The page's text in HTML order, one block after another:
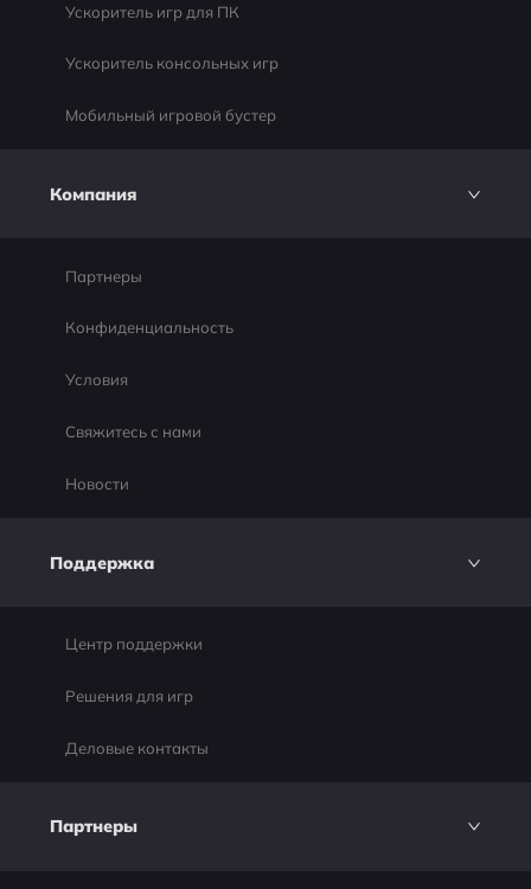
Ускоритель игр для ПК
Ускоритель консольных игр
Мобильный игровой бустер
Компания
Партнеры
Конфиденциальность
Условия
Свяжитесь с нами
Новости
Поддержка
Центр поддержки
Решения для игр
Деловые контакты
Партнеры